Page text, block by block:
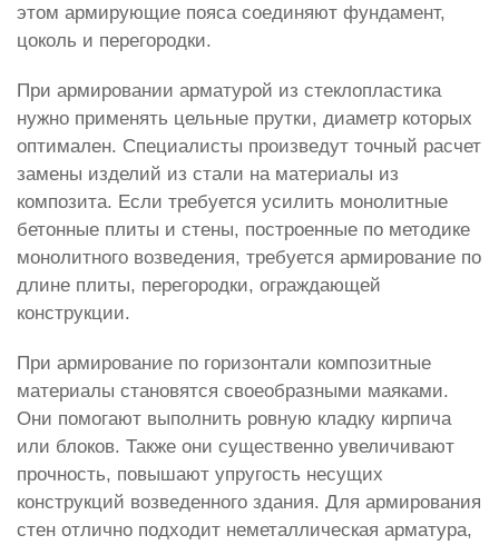
этом армирующие пояса соединяют фундамент,
цоколь и перегородки.
При армировании арматурой из стеклопластика
нужно применять цельные прутки, диаметр которых
оптимален. Специалисты произведут точный расчет
замены изделий из стали на материалы из
композита. Если требуется усилить монолитные
бетонные плиты и стены, построенные по методике
монолитного возведения, требуется армирование по
длине плиты, перегородки, ограждающей
конструкции.
При армирование по горизонтали композитные
материалы становятся своеобразными маяками.
Они помогают выполнить ровную кладку кирпича
или блоков. Также они существенно увеличивают
прочность, повышают упругость несущих
конструкций возведенного здания. Для армирования
стен отлично подходит неметаллическая арматура,